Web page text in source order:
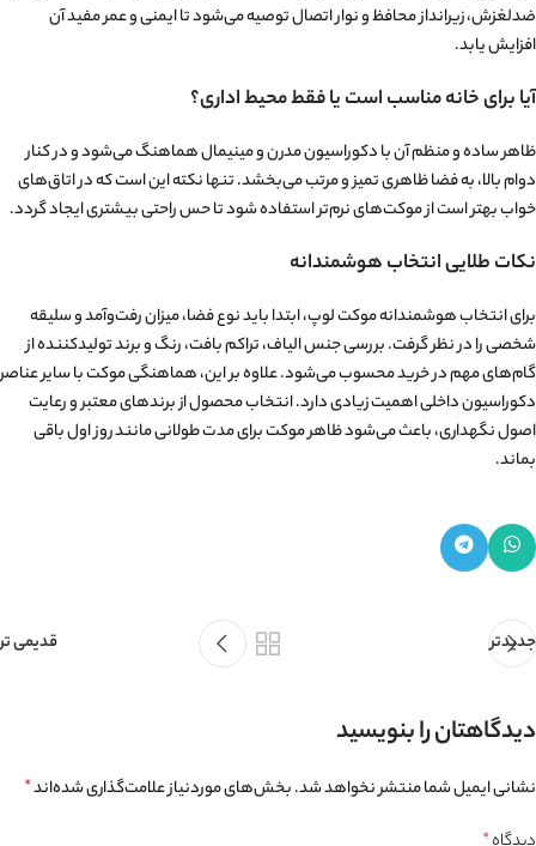
افرادی است که به دنبال کف‌پوشی مقاوم و کاربردی هستند. این نوع موکت به‌دلیل
بافت فشرده و منظم خود، در برابر سایش و رفت‌وآمد بالا عملکرد بسیار خوبی دارد و
در فضاهای مختلف از خانه تا محیط‌های کاری مورد استفاده قرار می‌گیرد. انتخاب
محیط ببخشد.
چه کسانی باید موکت لوپ بخرند؟
موکت لوپ انتخابی مناسب برای افرادی است که به دوام و سهولت نگهداری بیش از
خانواده‌هایی با کودکان و حیوانات خانگی می‌توانند بیشترین بهره را از این نوع
موکت ببرند. برای استفاده بهینه از موکت، استفاده ازلوازم جانبی موکتمانند چسب
ضدلغزش، زیرانداز محافظ و نوار اتصال توصیه می‌شود تا ایمنی و عمر مفید آن
افزایش یابد.
آیا برای خانه مناسب است یا فقط محیط اداری؟
دوام بالا، به فضا ظاهری تمیز و مرتب می‌بخشد. تنها نکته این است که در اتاق‌های
خواب بهتر است از موکت‌های نرم‌تر استفاده شود تا حس راحتی بیشتری ایجاد گردد.
نکات طلایی انتخاب هوشمندانه
برای انتخاب هوشمندانه موکت لوپ، ابتدا باید نوع فضا، میزان رفت‌وآمد و سلیقه
گام‌های مهم در خرید محسوب می‌شود. علاوه بر این، هماهنگی موکت با سایر عناصر
اصول نگهداری، باعث می‌شود ظاهر موکت برای مدت طولانی مانند روز اول باقی